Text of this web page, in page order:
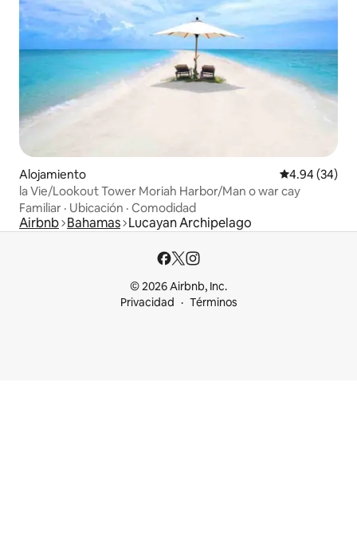
Alojamiento Calificación
4.94 (34)
la Vie/Lookout Tower Moriah Harbor/Man o war cay
Familiar · Ubicación · Comodidad
Airbnb Bahamas Lucayan Archipelago
© 2026 Airbnb, Inc.
Privacidad
Términos